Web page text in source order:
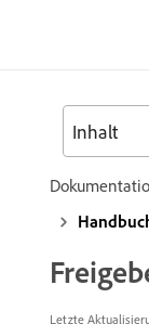
Letzte
Inhalt